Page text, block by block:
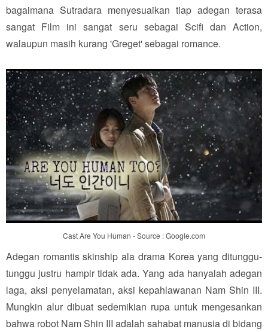
bagaimana Sutradara menyesuaikan tiap adegan terasa
sangat Film ini sangat seru sebagai Scifi dan Action,
walaupun masih kurang 'Greget' sebagai romance.
Cast Are You Human - Source : Google.com
Adegan romantis skinship ala drama Korea yang ditunggu-
tunggu justru hampir tidak ada. Yang ada hanyalah adegan
laga, aksi penyelamatan, aksi kepahlawanan Nam Shin III.
Mungkin alur dibuat sedemikian rupa untuk mengesankan
bahwa robot Nam Shin III adalah sahabat manusia di bidang